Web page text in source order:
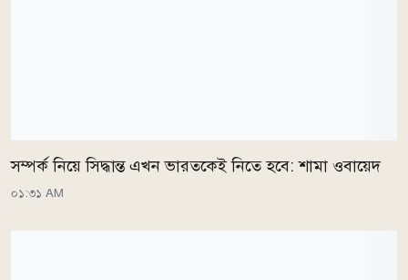
সম্পর্ক নিয়ে সিদ্ধান্ত এখন ভারতকেই নিতে হবে: শামা ওবায়েদ
০১:৩১ AM